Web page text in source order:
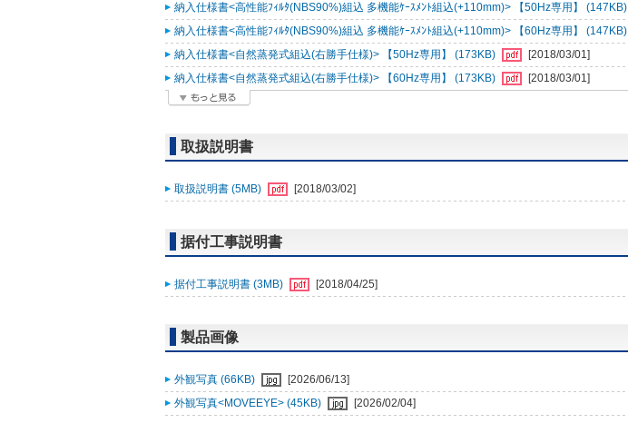
納入仕様書<高性能ﾌｨﾙﾀ(NBS90%)組込 多機能ｹｰｽﾒﾝﾄ組込(+110mm)> 【50Hz専用】 (147KB)
納入仕様書<高性能ﾌｨﾙﾀ(NBS90%)組込 多機能ｹｰｽﾒﾝﾄ組込(+110mm)> 【60Hz専用】 (147KB)
納入仕様書<自然蒸発式組込(右勝手仕様)> 【50Hz専用】 (173KB)
[2018/03/01]
納入仕様書<自然蒸発式組込(右勝手仕様)> 【60Hz専用】 (173KB)
[2018/03/01]
取扱説明書
取扱説明書 (5MB) [2018/03/02]
据付工事説明書
据付工事説明書 (3MB) [2018/04/25]
製品画像
外観写真 (66KB)
[2026/06/13]
外観写真<MOVEEYE> (45KB)
[2026/02/04]